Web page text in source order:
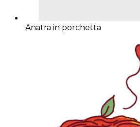
Anatra in porchetta